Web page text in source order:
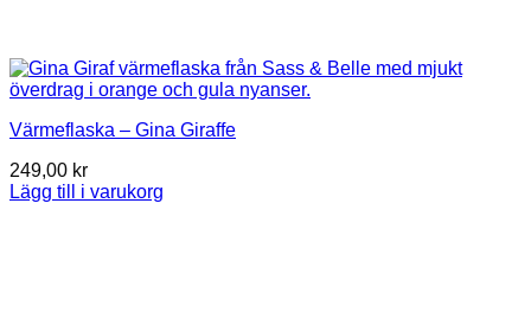
Värmeflaska – Gina Giraffe
249,00 kr
Lägg till i varukorg